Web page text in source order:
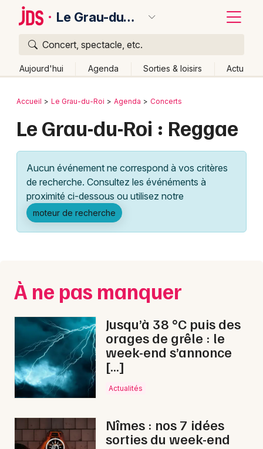
Le Grau-du-Roi
Concert, spectacle, etc.
Aujourd'hui Agenda Sorties & loisirs Actu
Publier un événement
Grands événements
Activité & Expérience
Manifestations
Spectacles
Concerts
Sports
Soirées
Sorties famille
Expos
Bordeaux
Lille
Lyon
Marseille
Nantes
Nice
Paris
Strasbourg
Toulouse
Retour
Accueil Le Grau-du-Roi Agenda Concerts
Le Grau-du-Roi : Reggae
Aucun événement ne correspond à vos critères
de recherche. Consultez les événéments à
proximité ci-dessous ou utilisez notre
moteur de recherche
À ne pas manquer
Jusqu’à 38 °C puis des
orages de grêle : le
week-end s’annonce
[…]
Actualités
Nîmes : nos 7 idées
sorties du week-end
Quoi ?
Où ?
Languedoc-Roussillon
Partout
Près de moi
Quand ?
Effacer les dates